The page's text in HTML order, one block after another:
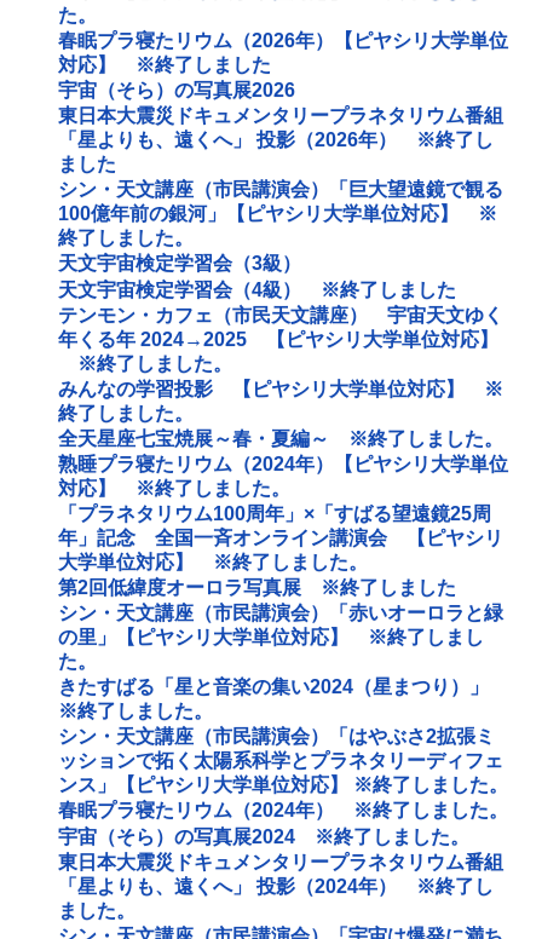
た。
春眠プラ寝たリウム（2026年）【ピヤシリ大学単位
対応】 ※終了しました
宇宙（そら）の写真展2026
東日本大震災ドキュメンタリープラネタリウム番組
「星よりも、遠くへ」 投影（2026年） ※終了し
ました
シン・天文講座（市民講演会）「巨大望遠鏡で観る
100億年前の銀河」【ピヤシリ大学単位対応】 ※
終了しました。
天文宇宙検定学習会（3級）
天文宇宙検定学習会（4級） ※終了しました
テンモン・カフェ（市民天文講座） 宇宙天文ゆく
年くる年 2024→2025 【ピヤシリ大学単位対応】
※終了しました。
みんなの学習投影 【ピヤシリ大学単位対応】 ※
終了しました。
全天星座七宝焼展～春・夏編～ ※終了しました。
熟睡プラ寝たリウム（2024年）【ピヤシリ大学単位
対応】 ※終了しました。
「プラネタリウム100周年」×「すばる望遠鏡25周
年」記念 全国一斉オンライン講演会 【ピヤシリ
大学単位対応】 ※終了しました。
第2回低緯度オーロラ写真展 ※終了しました
シン・天文講座（市民講演会）「赤いオーロラと緑
の里」【ピヤシリ大学単位対応】 ※終了しまし
た。
きたすばる「星と音楽の集い2024（星まつり）」
※終了しました。
シン・天文講座（市民講演会）「はやぶさ2拡張ミ
ッションで拓く太陽系科学とプラネタリーディフェ
ンス」【ピヤシリ大学単位対応】 ※終了しました。
春眠プラ寝たリウム（2024年） ※終了しました。
宇宙（そら）の写真展2024 ※終了しました。
東日本大震災ドキュメンタリープラネタリウム番組
「星よりも、遠くへ」 投影（2024年） ※終了し
ました。